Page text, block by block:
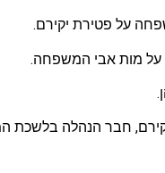
על פטירת יקירם.
על מות אבי המשפחה.
חבר הנהלה בלשכת